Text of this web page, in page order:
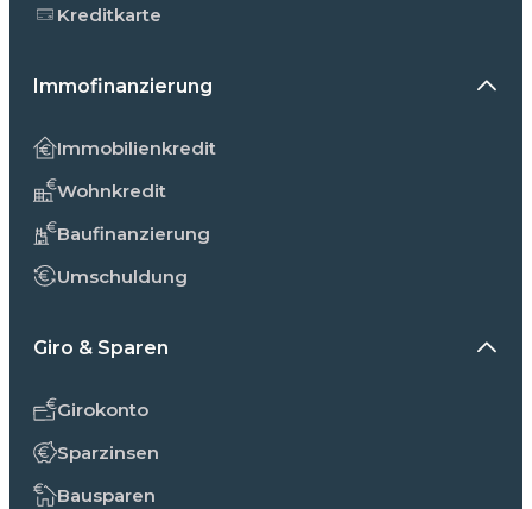
Kreditkarte
Immofinanzierung
Immobilienkredit
Wohnkredit
Baufinanzierung
Umschuldung
Giro & Sparen
Girokonto
Sparzinsen
Bausparen